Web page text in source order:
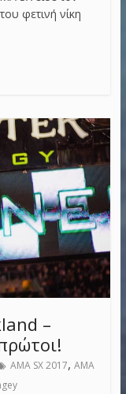
φετινή νίκη
–
AMA SX 2017, AMA